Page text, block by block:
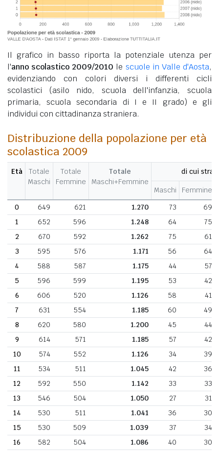
Il grafico in basso riporta la potenziale utenza per
l'anno scolastico 2009/2010 le scuole in Valle d'Aosta,
evidenziando con colori diversi i differenti cicli
scolastici (asilo nido, scuola dell'infanzia, scuola
primaria, scuola secondaria di I e II grado) e gli
individui con cittadinanza straniera.
Distribuzione della popolazione per età
scolastica 2009
Età
Totale
Maschi
Totale
Femmine
Totale
Maschi+Femmine
di cui
Maschi Femmine
0
649 621 1.270 73
69
1
652 596 1.248 64
75
2
670 592 1.262 75
61
3
595 576 1.171 56
64
4
588 587 1.175 44
57
5
596 599 1.195 53
42
6
606 520 1.126 58
41
7
631 554 1.185 60 49
8
620 580 1.200 45
44
9
614 571 1.185 57
42
10
574 552 1.126 34
39
11
534 511 1.045 42
36
12
592 550 1.142 33
33
13
546 504 1.050 27
31
14
530 511 1.041 36
30
15
530 509 1.039 37
34
16
582 504 1.086 40
30